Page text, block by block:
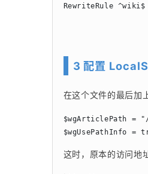
RewriteRule ^wiki$
3 配置
在这个文件的最后加
$wgArticlePath =
$wgUsePathInfo =
这时，原本的访问地